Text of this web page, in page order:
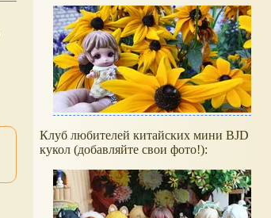
Клуб любителей китайских мини BJD
кукол (добавляйте свои фото!):